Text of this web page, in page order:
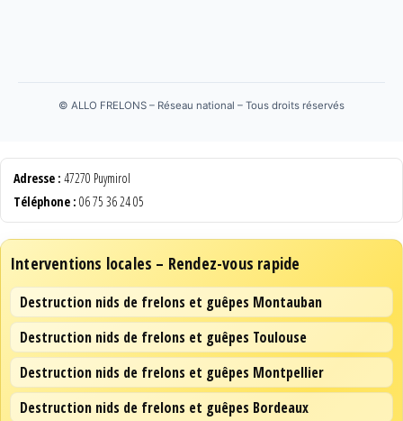
© ALLO FRELONS – Réseau national – Tous droits réservés
Adresse : 47270 Puymirol
Téléphone : 06 75 36 24 05
Interventions locales – Rendez-vous rapide
Destruction nids de frelons et guêpes Montauban
Destruction nids de frelons et guêpes Toulouse
Destruction nids de frelons et guêpes Montpellier
Destruction nids de frelons et guêpes Bordeaux